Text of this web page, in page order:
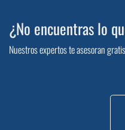
¿No encuentras lo
Nuestros expertos te asesoran